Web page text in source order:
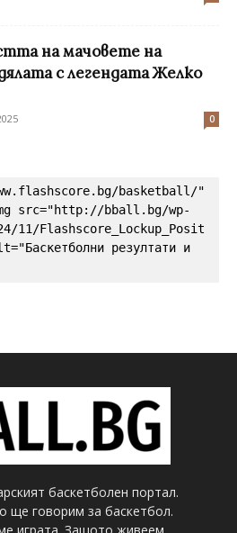
на мачовете на
с легендата Желко
0
basketball/"
src="http://bball.bg/wp-
11/Flashscore_Lockup_Posit
резултати и
баскетболен портал.
ще говорим за баскетбол.
играта. Защото живеем